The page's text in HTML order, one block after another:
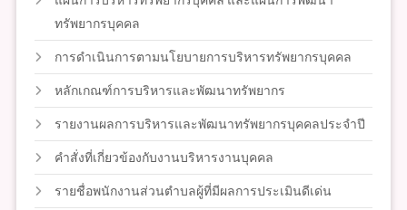
ทรัพยากรบุคคล
การดำเนินการตามนโยบายการบริหารทรัพยากรบุคคล
หลักเกณฑ์การบริหารและพัฒนาทรัพยากร
รายงานผลการบริหารและพัฒนาทรัพยากรบุคคลประจำปี
คำสั่งที่เกี่ยวข้องกับงานบริหารงานบุคคล
รายชื่อพนักงานส่วนตำบลผู้ที่มีผลการประเมินดีเด่น